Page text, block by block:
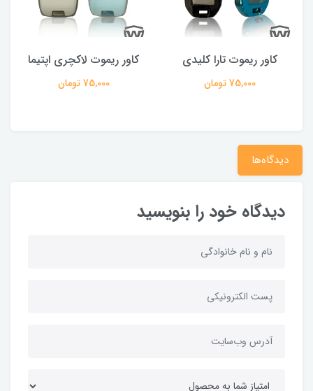
کاور ریموت تارا کلیدی
75,000 تومان
کاور ریموت لاکچری اپتیما
75,000 تومان
دیدگاه‌ها
دیدگاه خود را بنویسید